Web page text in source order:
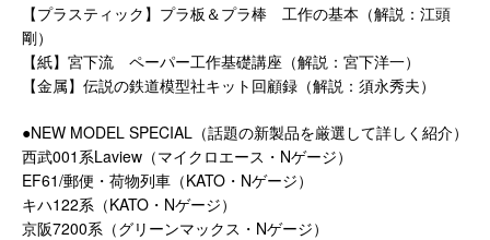
【プラスティック】プラ板＆プラ棒 工作の基本（解説：江頭
剛）
【紙】宮下流 ペーパー工作基礎講座（解説：宮下洋一）
【金属】伝説の鉄道模型社キット回顧録（解説：須永秀夫）
●NEW MODEL SPECIAL（話題の新製品を厳選して詳しく紹介）
西武001系Laview（マイクロエース・Nゲージ）
EF61/郵便・荷物列車（KATO・Nゲージ）
キハ122系（KATO・Nゲージ）
京阪7200系（グリーンマックス・Nゲージ）